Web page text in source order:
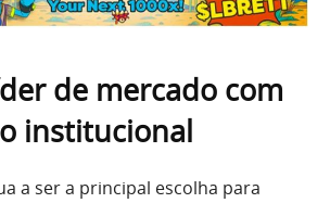
de mercado com
institucional
a ser a principal escolha para